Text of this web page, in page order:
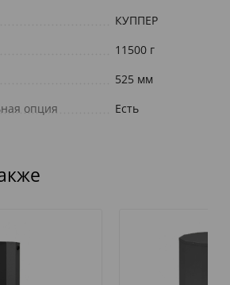
КУППЕР
11500 г
525 мм
опция
Есть